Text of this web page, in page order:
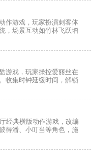
作游戏，玩家扮演刺客体
，场景互动如竹林飞跃增
，剧情分支取决于正邪抉
游戏，玩家操控爱丽丝在
收集时钟延缓时间，解锁
态障碍，再现原著荒诞魅
经典横版动作游戏，改编
得潘、小叮当等角色，施
盗团。四人合作模式下，